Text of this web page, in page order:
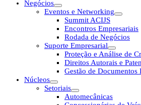
Negócios
Eventos e Networking
Summit ACIJS
Encontros Empresariais
Rodada de Negócios
Suporte Empresarial
Proteção e Análise de
Direitos Autorais e
Gestão de Documentos
Núcleos
Setoriais
Automecânicas